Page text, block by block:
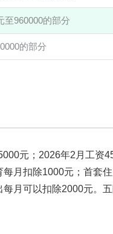
至960000的部分
的部分
元；2026年2月工资
月扣除1000元；首套
月可以扣除2000元。